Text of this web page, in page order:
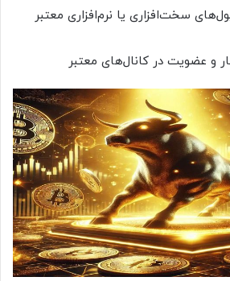
سخت‌افزاری یا نرم‌افزاری معتبر
و عضویت در کانال‌های معتبر